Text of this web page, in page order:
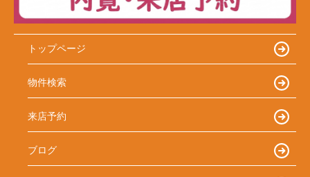
トップページ
物件検索
来店予約
ブログ